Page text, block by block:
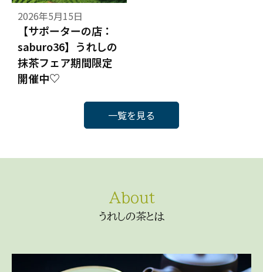
2026年5月15日
【サポーターの店：
saburo36】うれしの
抹茶フェア期間限定
開催中♡
一覧を見る
うれしの茶とは